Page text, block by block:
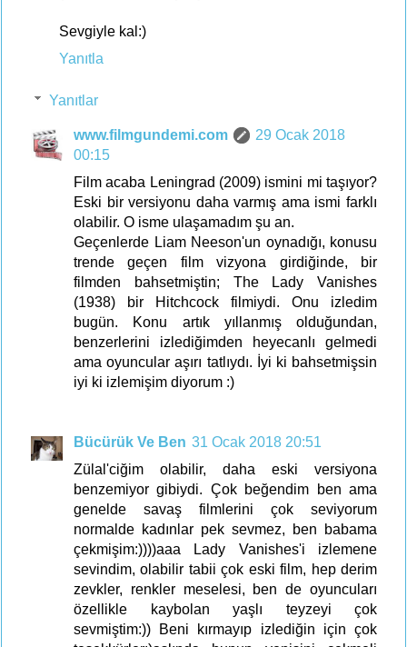
Sevgiyle kal:)
Yanıtla
Yanıtlar
www.filmgundemi.com
29 Ocak 2018
00:15
Film acaba Leningrad (2009) ismini mi taşıyor?
Eski bir versiyonu daha varmış ama ismi farklı
olabilir. O isme ulaşamadım şu an.
Geçenlerde Liam Neeson'un oynadığı, konusu
trende geçen film vizyona girdiğinde, bir
filmden bahsetmiştin; The Lady Vanishes
(1938) bir Hitchcock filmiydi. Onu izledim
bugün. Konu artık yıllanmış olduğundan,
benzerlerini izlediğimden heyecanlı gelmedi
ama oyuncular aşırı tatlıydı. İyi ki bahsetmişsin
iyi ki izlemişim diyorum :)
Bücürük Ve Ben 31 Ocak 2018 20:51
Zülal'ciğim olabilir, daha eski versiyona
benzemiyor gibiydi. Çok beğendim ben ama
genelde savaş filmlerini çok seviyorum
normalde kadınlar pek sevmez, ben babama
çekmişim:))))aaa Lady Vanishes'i izlemene
sevindim, olabilir tabii çok eski film, hep derim
zevkler, renkler meselesi, ben de oyuncuları
özellikle kaybolan yaşlı teyzeyi çok
sevmiştim:)) Beni kırmayıp izlediğin için çok